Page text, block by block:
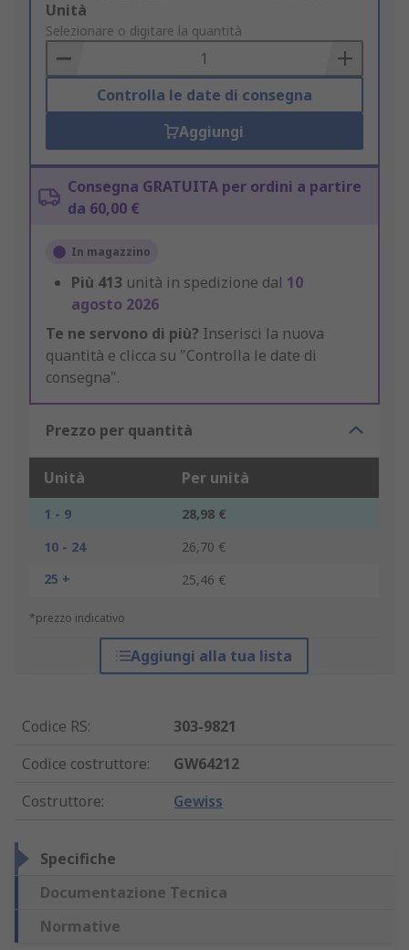
Add
to
Basket
Unità
Selezionare o digitare la quantità
Controlla le date di consegna
Aggiungi
Consegna GRATUITA per ordini a partire
da 60,00 €
In magazzino
Più 413 unità in spedizione dal 10
agosto 2026
Te ne servono di più? Inserisci la nuova
quantità e clicca su "Controlla le date di
consegna".
Prezzo per quantità
Unità Per unità
1 - 9
28,98 €
10 - 24
26,70 €
25 +
25,46 €
*prezzo indicativo
Aggiungi alla tua lista
Codice RS:
303-9821
Codice costruttore:
GW64212
Costruttore: Gewiss
Specifiche
Documentazione Tecnica
Normative